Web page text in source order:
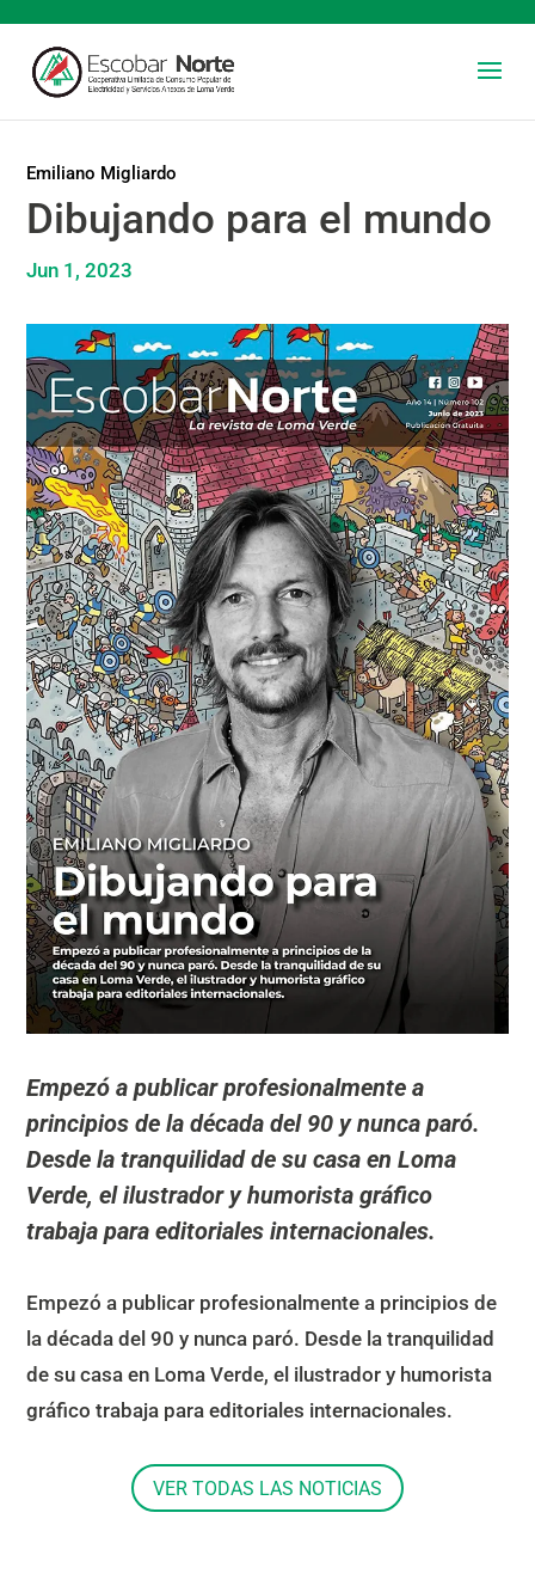
Emiliano Migliardo
Dibujando para el mundo
Jun 1, 2023
Empezó a publicar profesionalmente a
principios de la década del 90 y nunca paró.
Desde la tranquilidad de su casa en Loma
Verde, el ilustrador y humorista gráfico
trabaja para editoriales internacionales.
Empezó a publicar profesionalmente a principios de
la década del 90 y nunca paró. Desde la tranquilidad
de su casa en Loma Verde, el ilustrador y humorista
gráfico trabaja para editoriales internacionales.
VER TODAS LAS NOTICIAS